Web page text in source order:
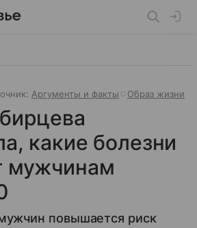
Аргументы и факты Образ жизни
какие болезни
мужчинам
повышается риск